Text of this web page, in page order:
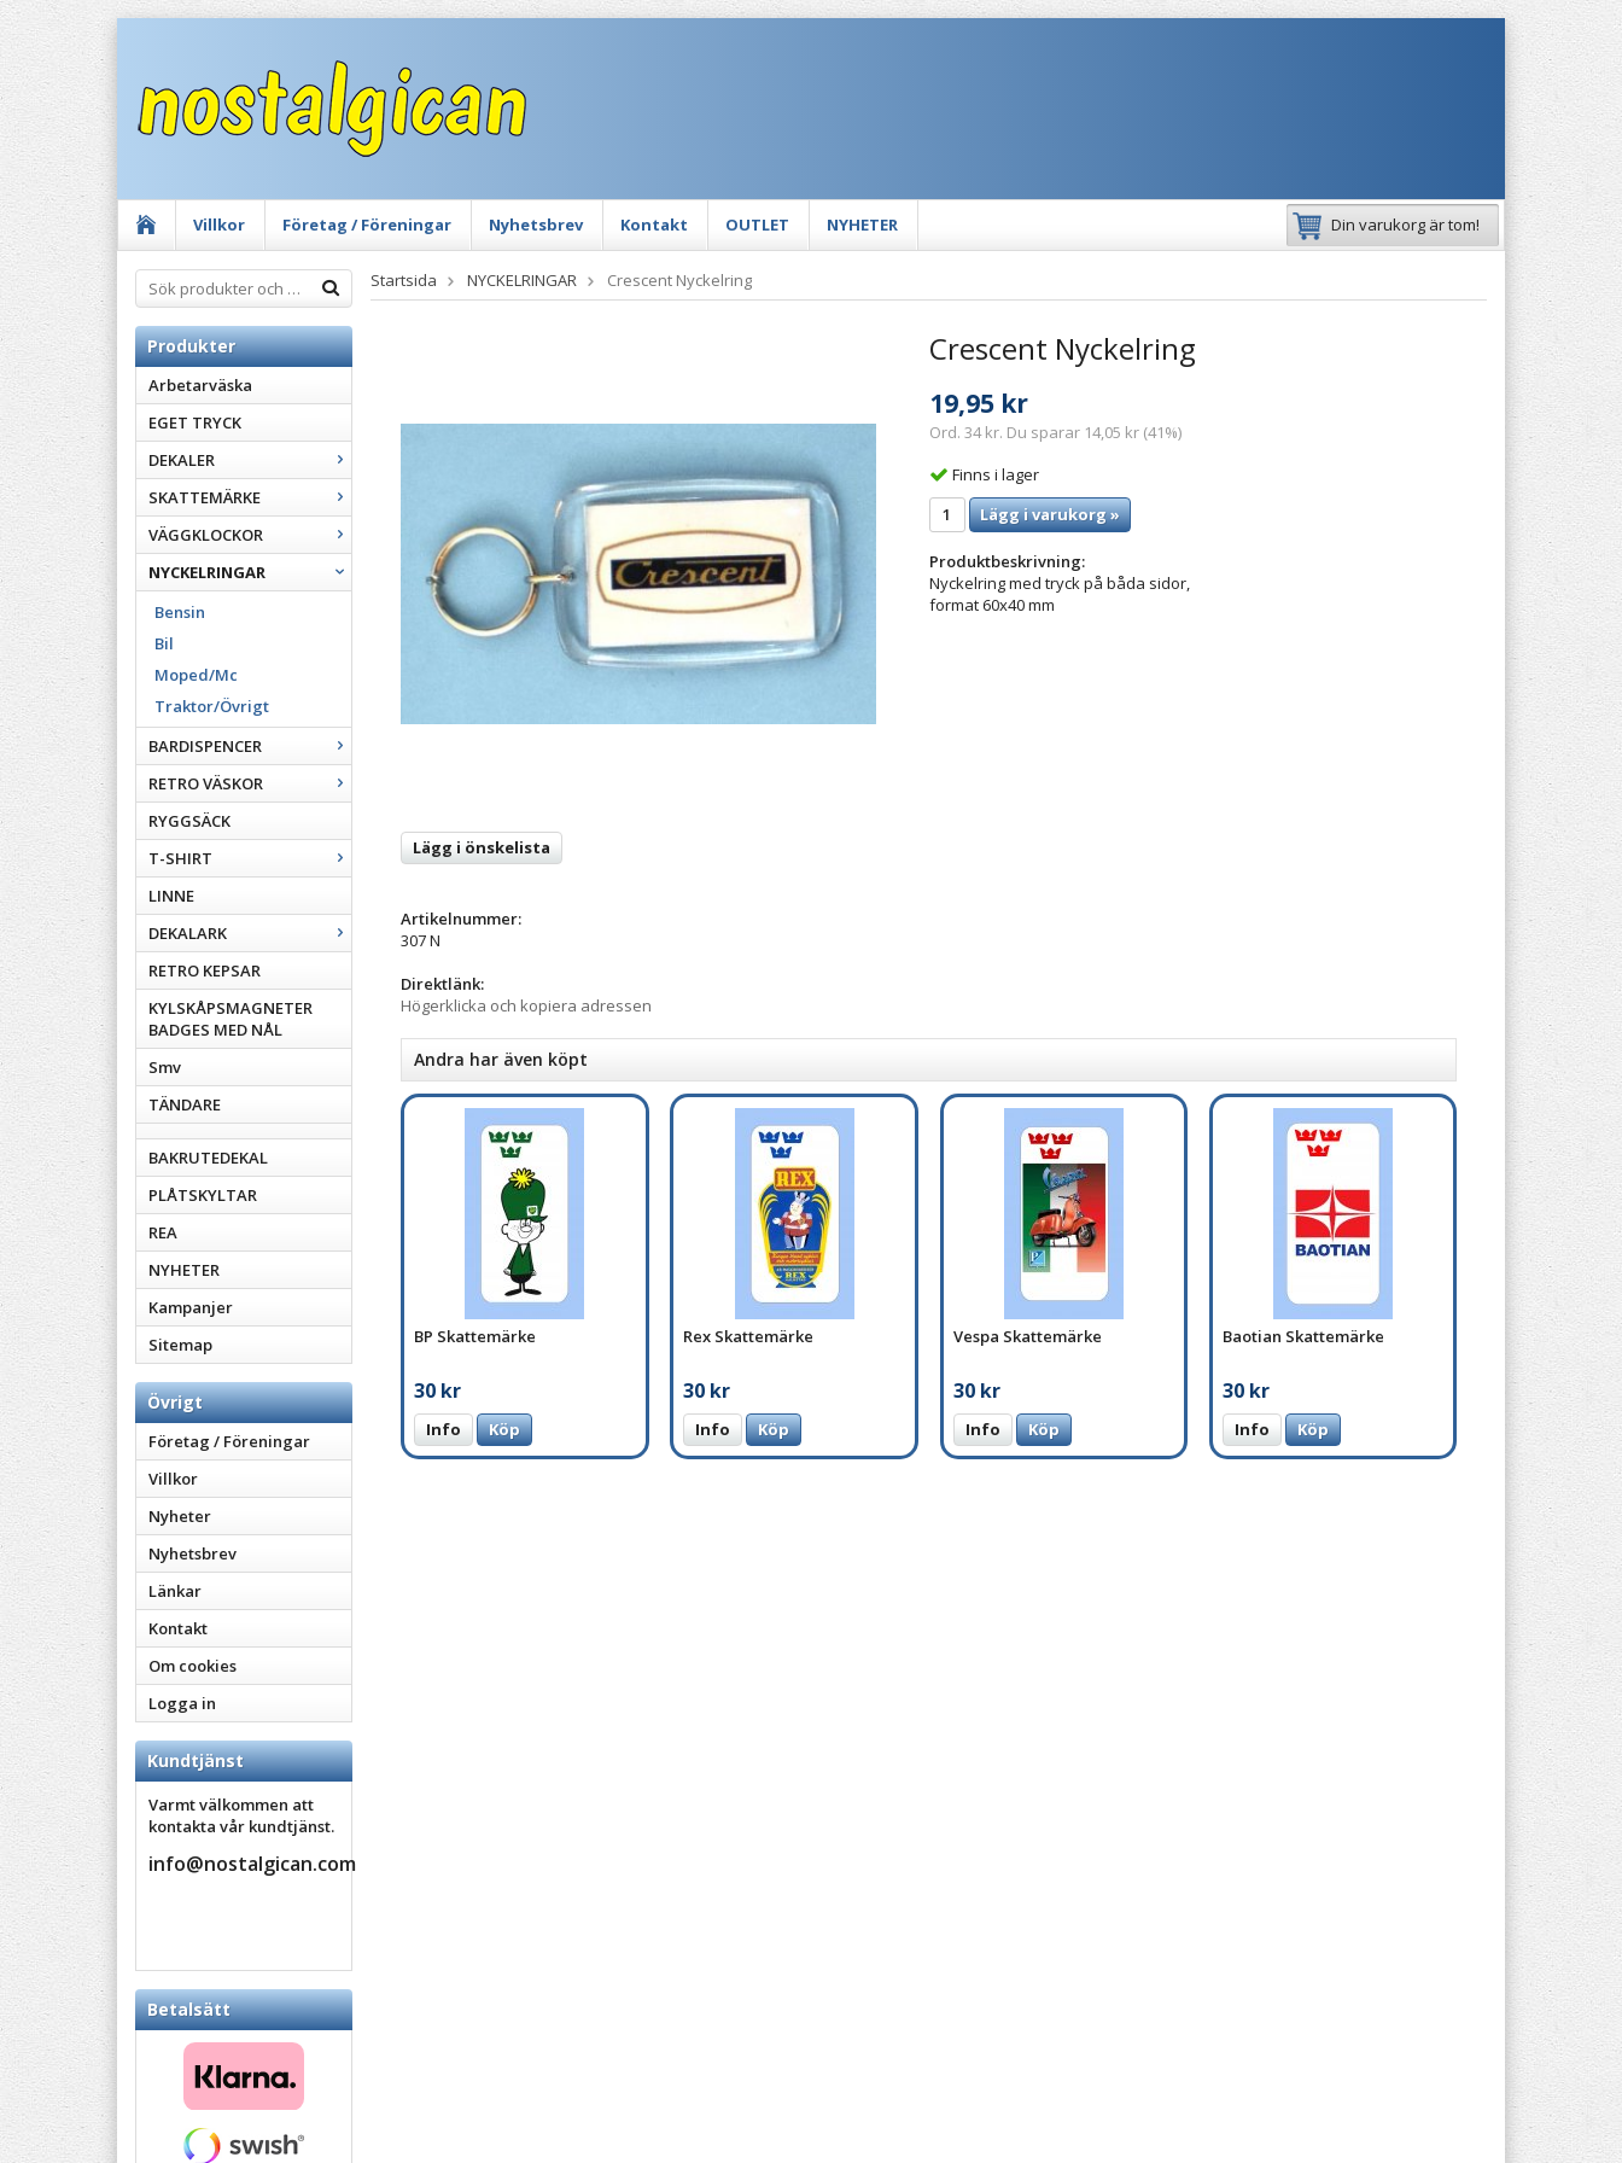
Villkor Företag / Föreningar Nyhetsbrev Kontakt OUTLET NYHETER Din varukorg är tom!
Produkter
Arbetarväska
EGET TRYCK
DEKALER
SKATTEMÄRKE
VÄGGKLOCKOR
NYCKELRINGAR
Bensin
Bil
Moped/Mc
Traktor/Övrigt
BARDISPENCER
RETRO VÄSKOR
RYGGSÄCK
T-SHIRT
LINNE
DEKALARK
RETRO KEPSAR
KYLSKÅPSMAGNETER
BADGES MED NÅL
Smv
TÄNDARE
BAKRUTEDEKAL
PLÅTSKYLTAR
REA
NYHETER
Kampanjer
Sitemap
Övrigt
Företag / Föreningar
Villkor
Nyheter
Nyhetsbrev
Länkar
Kontakt
Om cookies
Logga in
Kundtjänst
Varmt välkommen att
kontakta vår kundtjänst.
info@nostalgican.com
Betalsätt
Startsida NYCKELRINGAR Crescent Nyckelring
Crescent Nyckelring
19,95 kr
Ord. 34 kr. Du sparar 14,05 kr (41%)
Finns i lager
Lägg i varukorg »
Produktbeskrivning:
Nyckelring med tryck på båda sidor,
format 60x40 mm
Lägg i önskelista
Artikelnummer:
307 N
Direktlänk:
Högerklicka och kopiera adressen
Andra har även köpt
BP Skattemärke
30 kr
Info Köp
Rex Skattemärke
30 kr
Info Köp
Vespa Skattemärke
30 kr
Info Köp
Baotian Skattemärke
30 kr
Info Köp